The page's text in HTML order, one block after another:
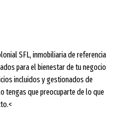
SFL, inmobiliaria de referencia
para el bienestar de tu negocio
incluidos y gestionados de
tengas que preocuparte de lo que